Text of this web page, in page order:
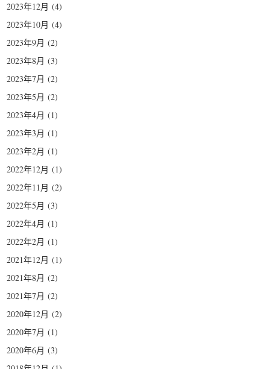
2023年12月 (4)
2023年10月 (4)
2023年9月 (2)
2023年8月 (3)
2023年7月 (2)
2023年5月 (2)
2023年4月 (1)
2023年3月 (1)
2023年2月 (1)
2022年12月 (1)
2022年11月 (2)
2022年5月 (3)
2022年4月 (1)
2022年2月 (1)
2021年12月 (1)
2021年8月 (2)
2021年7月 (2)
2020年12月 (2)
2020年7月 (1)
2020年6月 (3)